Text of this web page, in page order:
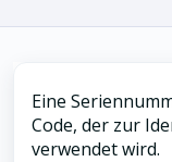
Eine
Code, der zur
verwendet wird.